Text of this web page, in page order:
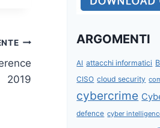
2019
ARGOMENTI
AI attacchi informatici
CISO cloud security
cybercrime
defence cyber